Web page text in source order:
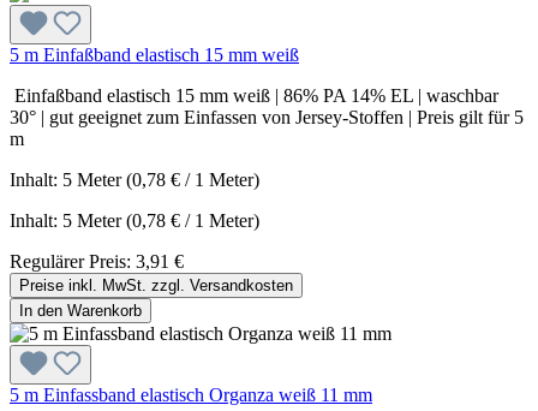
5 m Einfaßband elastisch 15 mm weiß
Einfaßband elastisch 15 mm weiß | 86% PA 14% EL | waschbar
30° | gut geeignet zum Einfassen von Jersey-Stoffen | Preis gilt für 5
m
Inhalt: 5 Meter (0,78 € / 1 Meter)
Inhalt: 5 Meter(0,78 € / 1 Meter)
Regulärer Preis: 3,91 €
Preise inkl. MwSt. zzgl. Versandkosten
In den Warenkorb
5 m Einfassband elastisch Organza weiß 11 mm